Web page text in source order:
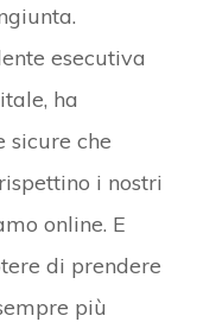
esecutiva
ha
sicure che
i nostri
online. E
di prendere
più